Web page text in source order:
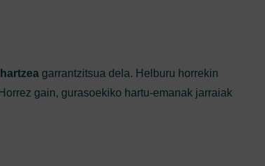
garrantzitsua dela. Helburu horrekin
gain, gurasoekiko hartu-emanak jarraiak